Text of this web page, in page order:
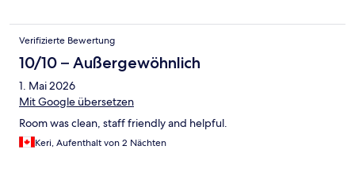
Verifizierte Bewertung
10/10 – Außergewöhnlich
1. Mai 2026
Mit Google übersetzen
Room was clean, staff friendly and helpful.
Keri, Aufenthalt von 2 Nächten